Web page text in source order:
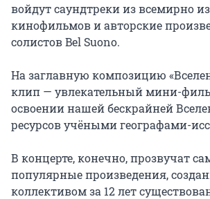
войдут саундтреки из всемирно
кинофильмов и авторские
солистов Bel Suono.
На заглавную композицию
клип — увлекательный мини-
освоении нашей бескрайней
ресурсов учёными географами-
В концерте, конечно, прозвучат
популярные произведения,
коллективом за 12 лет